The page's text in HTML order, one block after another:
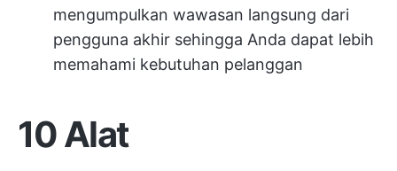
mengumpulkan wawasan langsung dari
pengguna akhir sehingga Anda dapat lebih
memahami kebutuhan pelanggan
10 Alat